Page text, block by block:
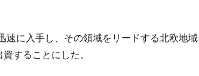
速に入手し、その領域をリードする北欧地域
することにした。